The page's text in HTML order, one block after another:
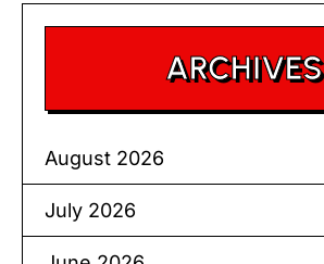
ARCHIVES
August 2026
July 2026